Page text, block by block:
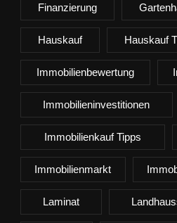
Finanzierung
Hauskauf Hauskauf
Immobilienbewertung
Immobilieninvestitionen
Immobilienkauf Tipps
Immobilienmarkt
Laminat